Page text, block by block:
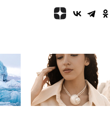
Лукашенко
объяснил экономическую
ресторана «Армения» в
Москве вернут утраченную
скульптуру балерины
вчера, 22:45
Литовец
протаранил погранпункт при